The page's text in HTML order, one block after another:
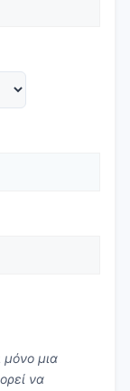
μόνο μια
να